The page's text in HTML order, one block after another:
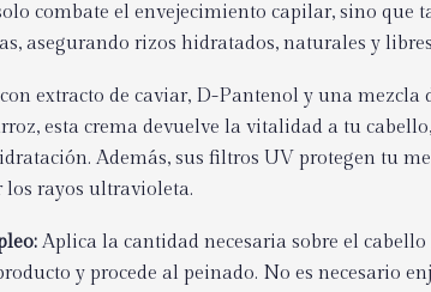
combate el envejecimiento capilar, sino que
asegurando rizos hidratados, naturales y
extracto de caviar, D-Pantenol y una mezcla
esta crema devuelve la vitalidad a tu
Además, sus filtros UV protegen tu
los rayos ultravioleta.
Aplica la cantidad necesaria sobre el
y procede al peinado. No es necesario